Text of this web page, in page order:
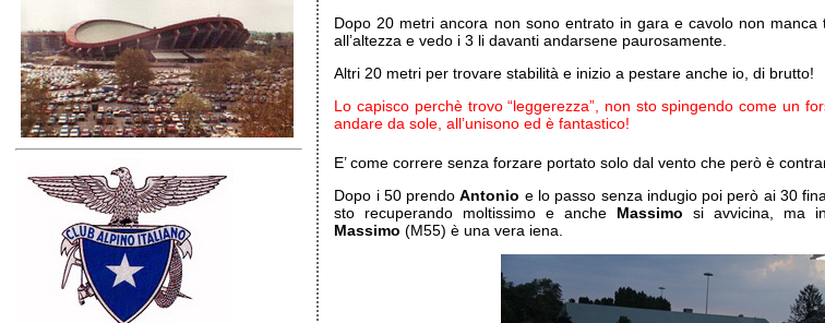
Dopo 20 metri ancora non sono entrato in gara e cavolo non
all’altezza e vedo i 3 li davanti andarsene paurosamente.
Altri 20 metri per trovare stabilità e inizio a pestare anche io, di brutto!
Lo capisco perchè trovo “leggerezza”, non sto spingendo come un
andare da sole, all’unisono ed è fantastico!
E’ come correre senza forzare portato solo dal vento che però è
Dopo i 50 prendoAntonio e lo passo senza indugio poi però ai 30
sto recuperando moltissimo e anche Massimo si avvicina, ma
Massimo (M55) è una vera iena.